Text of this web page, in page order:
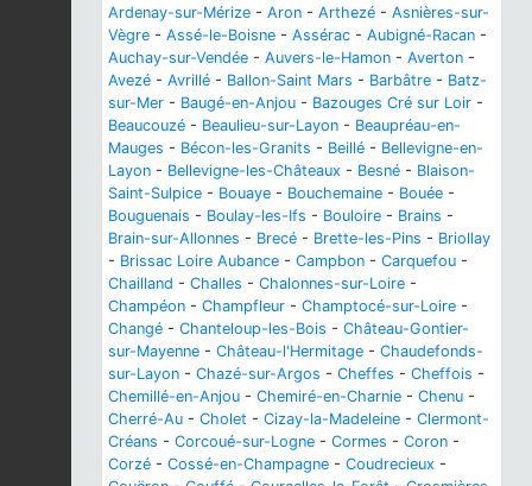
Ardenay-sur-Mérize - Aron - Arthezé - Asnières-sur-
Vègre - Assé-le-Boisne - Assérac - Aubigné-Racan -
Auchay-sur-Vendée - Auvers-le-Hamon - Averton -
Avezé - Avrillé - Ballon-Saint Mars - Barbâtre - Batz-
sur-Mer - Baugé-en-Anjou - Bazouges Cré sur Loir -
Beaucouzé - Beaulieu-sur-Layon - Beaupréau-en-
Mauges - Bécon-les-Granits - Beillé - Bellevigne-en-
Layon - Bellevigne-les-Châteaux - Besné - Blaison-
Saint-Sulpice - Bouaye - Bouchemaine - Bouée -
Bouguenais - Boulay-les-Ifs - Bouloire - Brains -
Brain-sur-Allonnes - Brecé - Brette-les-Pins - Briollay
- Brissac Loire Aubance - Campbon - Carquefou -
Chailland - Challes - Chalonnes-sur-Loire -
Champéon - Champfleur - Champtocé-sur-Loire -
Changé - Chanteloup-les-Bois - Château-Gontier-
sur-Mayenne - Château-l'Hermitage - Chaudefonds-
sur-Layon - Chazé-sur-Argos - Cheffes - Cheffois -
Chemillé-en-Anjou - Chemiré-en-Charnie - Chenu -
Cherré-Au - Cholet - Cizay-la-Madeleine - Clermont-
Créans - Corcoué-sur-Logne - Cormes - Coron -
Corzé - Cossé-en-Champagne - Coudrecieux -